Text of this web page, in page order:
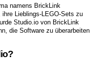
namens BrickLink
Lieblings-LEGO-Sets zu
Studio.io von BrickLink
die Software zu überarbeiten